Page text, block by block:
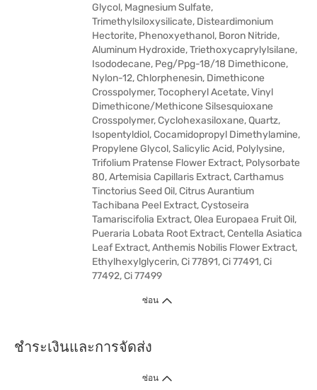
Glycol, Magnesium Sulfate,
Trimethylsiloxysilicate, Disteardimonium
Hectorite, Phenoxyethanol, Boron Nitride,
Aluminum Hydroxide, Triethoxycaprylylsilane,
Isododecane, Peg/Ppg-18/18 Dimethicone,
Nylon-12, Chlorphenesin, Dimethicone
Crosspolymer, Tocopheryl Acetate, Vinyl
Dimethicone/Methicone Silsesquioxane
Crosspolymer, Cyclohexasiloxane, Quartz,
Isopentyldiol, Cocamidopropyl Dimethylamine,
Propylene Glycol, Salicylic Acid, Polylysine,
Trifolium Pratense Flower Extract, Polysorbate
80, Artemisia Capillaris Extract, Carthamus
Tinctorius Seed Oil, Citrus Aurantium
Tachibana Peel Extract, Cystoseira
Tamariscifolia Extract, Olea Europaea Fruit Oil,
Pueraria Lobata Root Extract, Centella Asiatica
Leaf Extract, Anthemis Nobilis Flower Extract,
Ethylhexylglycerin, Ci 77891, Ci 77491, Ci
77492, Ci 77499
ซ่อน
ชำระเงินและการจัดส่ง
ซ่อน